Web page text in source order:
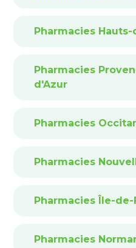
Pharmacies Hauts-
Pharmacies
d'Azur
Pharmacies
Pharmacies
Pharmacies Île-de-
Pharmacies